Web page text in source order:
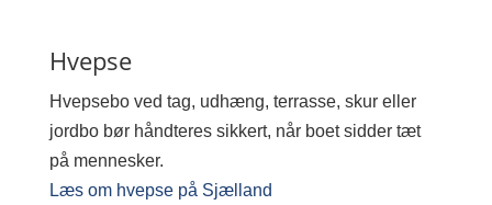
Hvepse
Hvepsebo ved tag, udhæng, terrasse, skur eller
jordbo bør håndteres sikkert, når boet sidder tæt
på mennesker.
Læs om hvepse på Sjælland